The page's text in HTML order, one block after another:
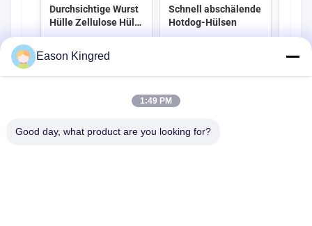
Durchsichtige Wurst
Hülle Zellulose Hülle
gebratene
Hülle
Kontaktieren Sie
uns jetzt
Schnell abschälende
Hotdog-Hülsen
Eason Kingred
1:49 PM
Good day, what product are you looking for?